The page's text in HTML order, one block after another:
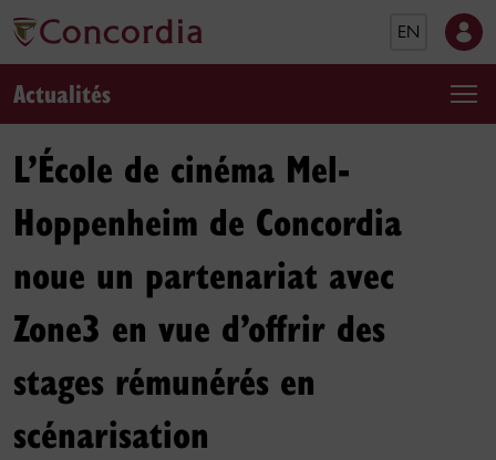
EN
Actualités
L’École de cinéma Mel-
Hoppenheim de Concordia
noue un partenariat avec
Zone3 en vue d’offrir des
stages rémunérés en
scénarisation